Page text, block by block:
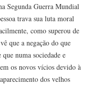
Segunda Guerra Mundial
trava sua luta moral
como superou de
que a negação do que
numa sociedade e
os novos vícios devido à
dos velhos